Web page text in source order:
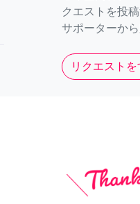
クエストを投
サポーターか
リクエストを